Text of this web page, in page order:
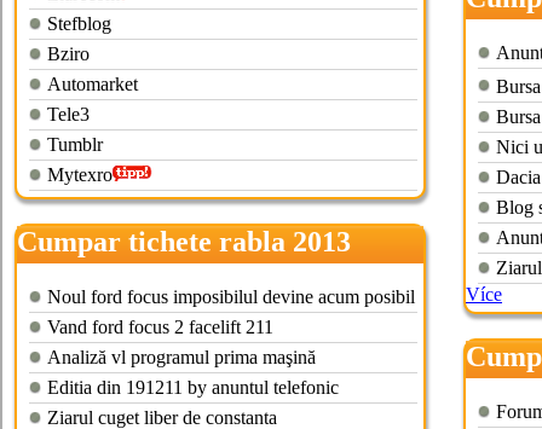
Stefblog
Bziro
Automarket
Tele3
Tumblr
Mytexro
Cumpar tichete rabla 2013
brasov
Noul ford focus imposibilul devine acum posibil
Vand ford focus 2 facelift 211
Analiză vl programul prima maşină
Editia din 191211 by anuntul telefonic
Ziarul cuget liber de constanta
Nici
Blog
Více